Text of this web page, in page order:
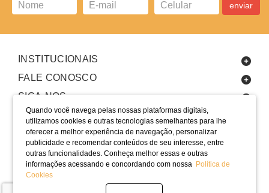
Quando você navega pelas nossas plataformas digitais,
utilizamos cookies e outras tecnologias semelhantes para lhe
oferecer a melhor experiência de navegação, personalizar
publicidade e recomendar conteúdos de seu interesse, entre
outras funcionalidades. Conheça melhor essas e outras
informações acessando e concordando com nossa Política de
Cookies
enviar
INSTITUCIONAIS
FALE CONOSCO
SIGA-NOS
LOCALIZAÇÃO